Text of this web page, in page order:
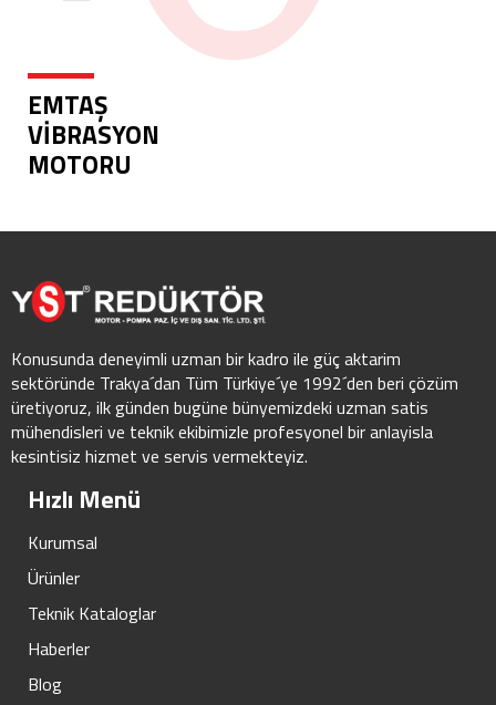
EMTAŞ
VİBRASYON
MOTORU
Konusunda deneyimli uzman bir kadro ile güç aktarim
sektöründe Trakya´dan Tüm Türkiye´ye 1992´den beri çözüm
üretiyoruz, ilk günden bugüne bünyemizdeki uzman satis
mühendisleri ve teknik ekibimizle profesyonel bir anlayisla
kesintisiz hizmet ve servis vermekteyiz.
Hızlı Menü
Kurumsal
Ürünler
Teknik Kataloglar
Haberler
Blog